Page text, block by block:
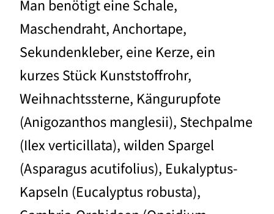
Man benötigt eine Schale,
Maschendraht, Anchortape,
Sekundenkleber, eine Kerze, ein
kurzes Stück Kunststoffrohr,
Weihnachtssterne, Kängurupfote
(Anigozanthos manglesii), Stechpalme
(Ilex verticillata), wilden Spargel
(Asparagus acutifolius), Eukalyptus-
Kapseln (Eucalyptus robusta),